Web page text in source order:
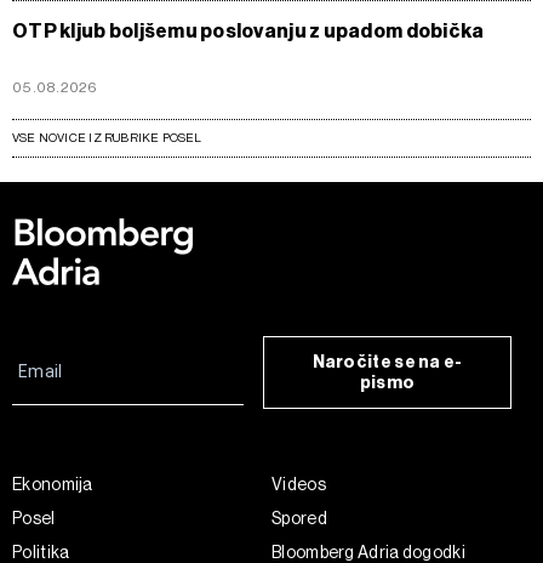
OTP kljub boljšemu poslovanju z upadom dobička
05.08.2026
VSE NOVICE IZ RUBRIKE POSEL
Naročite se na e-
pismo
Ekonomija
Posel
Politika
Videos
Spored
Bloomberg Adria dogodki